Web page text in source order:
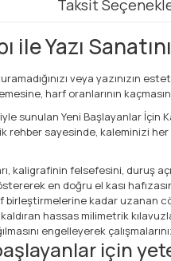
Taksit
ile Yazı
veya yazınızın
harf oranlarının
Yeni Başlayanlar İçin
rehber sayesinde, kaleminizi
kaligrafinin felsefesini, duruş
en doğru el kası
kadar uzanan
hassas milimetrik
engelleyerek
için